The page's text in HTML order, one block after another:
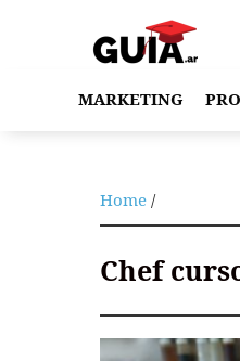
MARKETING
Home /
Chef